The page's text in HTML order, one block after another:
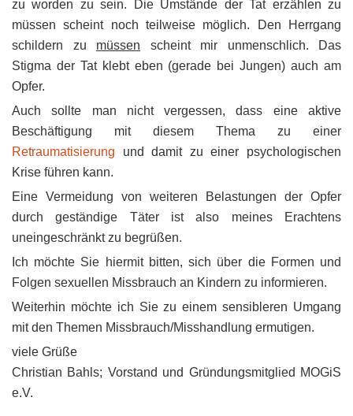
zu worden zu sein. Die Umstände der Tat erzählen zu
müssen scheint noch teilweise möglich. Den Herrgang
schildern zu müssen scheint mir unmenschlich. Das
Stigma der Tat klebt eben (gerade bei Jungen) auch am
Opfer.
Auch sollte man nicht vergessen, dass eine aktive
Beschäftigung mit diesem Thema zu einer
Retraumatisierung und damit zu einer psychologischen
Krise führen kann.
Eine Vermeidung von weiteren Belastungen der Opfer
durch geständige Täter ist also meines Erachtens
uneingeschränkt zu begrüßen.
Ich möchte Sie hiermit bitten, sich über die Formen und
Folgen sexuellen Missbrauch an Kindern zu informieren.
Weiterhin möchte ich Sie zu einem sensibleren Umgang
mit den Themen Missbrauch/Misshandlung ermutigen.
viele Grüße
Christian Bahls; Vorstand und Gründungsmitglied MOGiS
e.V.